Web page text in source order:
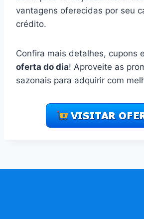
vantagens oferecidas por seu
crédito.
Confira mais detalhes, cupons
oferta do dia! Aproveite as
sazonais para adquirir com